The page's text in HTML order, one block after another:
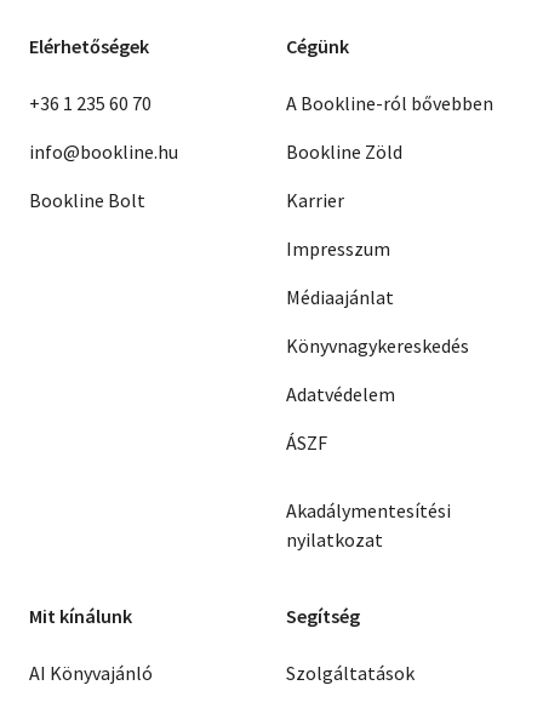
Elérhetőségek
+36 1 235 60 70
info@bookline.hu
Bookline Bolt
Cégünk
A Bookline-ról bővebben
Bookline Zöld
Karrier
Impresszum
Médiaajánlat
Könyvnagykereskedés
Adatvédelem
ÁSZF
Akadálymentesítési
nyilatkozat
Mit kínálunk
AI Könyvajánló
Segítség
Szolgáltatások